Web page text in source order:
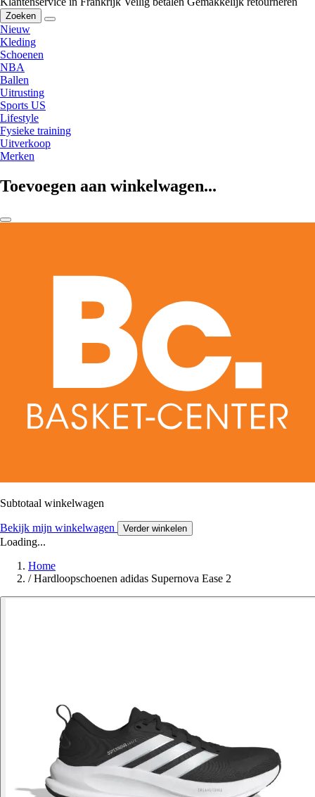
Zoeken
Nieuw
Kleding
Schoenen
NBA
Ballen
Uitrusting
Sports US
Lifestyle
Fysieke training
Uitverkoop
Merken
Toevoegen aan winkelwagen...
Subtotaal winkelwagen
Bekijk mijn winkelwagen Verder winkelen
Loading...
Home
/ Hardloopschoenen adidas Supernova Ease 2